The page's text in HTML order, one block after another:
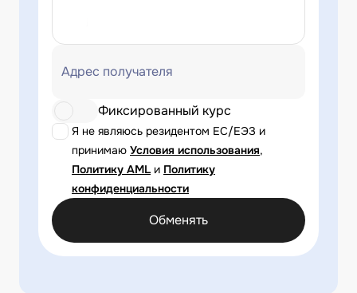
Адрес получателя
Я не являюсь резидентом ЕС/ЕЭЗ и
принимаю Условия использования,
Политику AML и Политику
конфиденциальности
Фиксированный курс
Обменять